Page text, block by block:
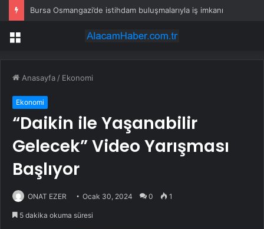
Bursa Osmangazi’de istihdam buluşmalarıyla iş imkanı
Menü
Anasayfa / Ekonomi
Ekonomi
“Daikin ile Yaşanabilir
Gelecek” Video Yarışması
Başlıyor
ONAT EZER Ocak 30, 2024 0 1
5 dakika okuma süresi